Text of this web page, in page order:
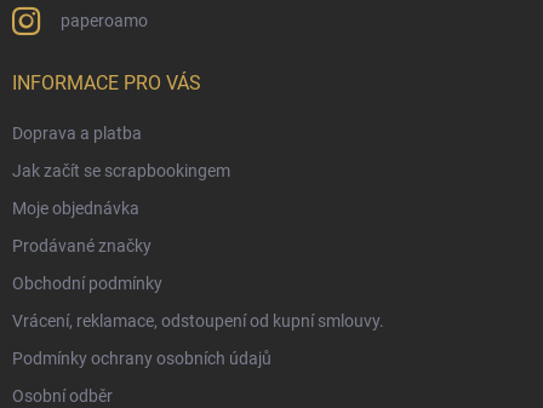
paperoamo
INFORMACE PRO VÁS
Doprava a platba
Jak začít se scrapbookingem
Moje objednávka
Prodávané značky
Obchodní podmínky
Vrácení, reklamace, odstoupení od kupní smlouvy.
Podmínky ochrany osobních údajů
Osobní odběr